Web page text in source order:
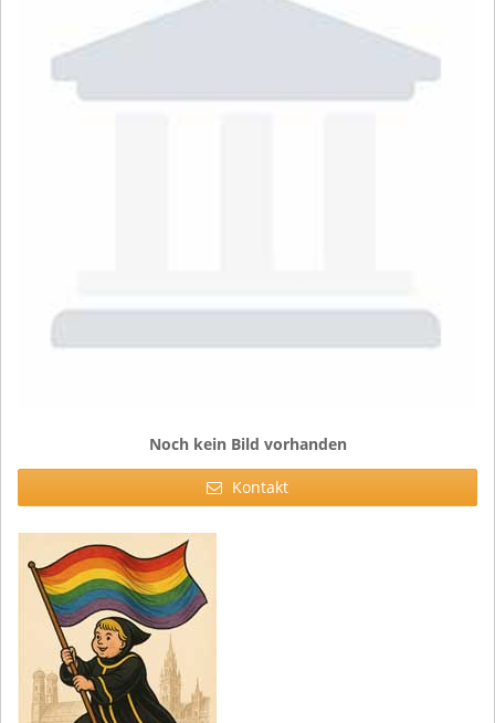
Noch kein Bild vorhanden
Kontakt